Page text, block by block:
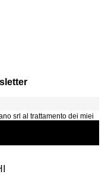
srl al trattamento dei miei
di quanto descritto